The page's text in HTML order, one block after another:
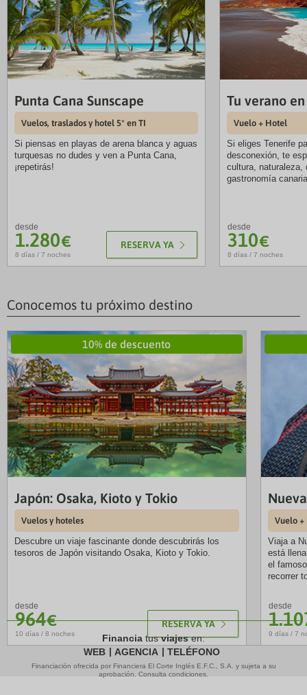
Punta Cana Sunscape
Vuelos, traslados y hotel 5* en TI
Si piensas en playas de arena blanca y aguas
turquesas no dudes y ven a Punta Cana,
¡repetirás!
desde
1.280€
8 días / 7 noches
RESERVA YA
Tu verano
Vuelo + Hotel
Si eliges Tenerife
desconexión, te
cultura, naturaleza,
gastronomía
desde
310€
8 días / 7 noches
Conocemos tu próximo destino
10% de descuento
Japón: Osaka, Kioto y Tokio
Vuelos y hoteles
Descubre un viaje fascinante donde descubrirás los
tesoros de Japón visitando Osaka, Kioto y Tokio.
desde
964€
10 días / 8 noches
RESERVA YA
Vuelo
Viaja a
está
el
recorrer
desde
9 días / 7
Financia tusviajesen:
WEB
AGENCIA TELÉFONO
Financiación ofrecida por Financiera El Corte Inglés E.F.C., S.A. y sujeta a su
aprobación. Consulta condiciones.